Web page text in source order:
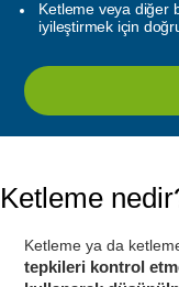
Ketleme veya diğer
iyileştirmek için
Ketleme
Ketleme ya da
tepkileri kontrol